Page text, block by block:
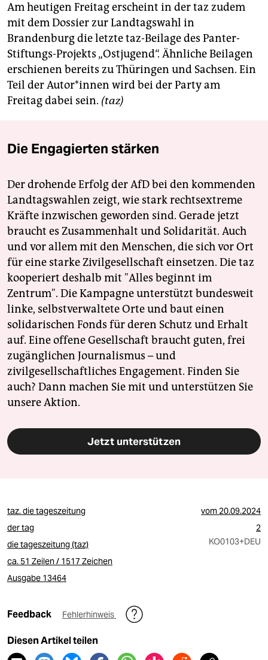
Am heutigen Freitag erscheint in der taz zudem
mit dem Dossier zur Landtagswahl in
Brandenburg die letzte taz-Beilage des Panter-
Stiftungs-Projekts „Ostjugend“. Ähnliche Beilagen
erschienen bereits zu Thüringen und Sachsen. Ein
Teil der Au­to­r*in­nen wird bei der Party am
Freitag ­dabei sein. (taz)
Die Engagierten stärken
Der drohende Erfolg der AfD bei den kommenden
Landtagswahlen zeigt, wie stark rechtsextreme
Kräfte inzwischen geworden sind. Gerade jetzt
braucht es Zusammenhalt und Solidarität. Auch
und vor allem mit den Menschen, die sich vor Ort
für eine starke Zivilgesellschaft einsetzen. Die taz
kooperiert deshalb mit "Alles beginnt im
Zentrum". Die Kampagne unterstützt bundesweit
linke, selbstverwaltete Orte und baut einen
solidarischen Fonds für deren Schutz und Erhalt
auf. Eine offene Gesellschaft braucht guten, frei
zugänglichen Journalismus – und
zivilgesellschaftliches Engagement. Finden Sie
auch? Dann machen Sie mit und unterstützen Sie
unsere Aktion.
Jetzt unterstützen
taz. die tageszeitung vom20.09.2024
der tag
2
die tageszeitung (taz)
KO0103+DEU
ca. 51 Zeilen / 1517 Zeichen
Ausgabe 13464
Feedback Fehlerhinweis
Diesen Artikel teilen